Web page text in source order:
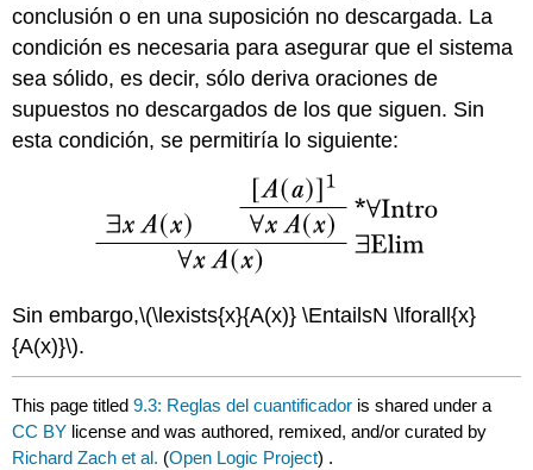
conclusión o en una suposición no descargada. La
condición es necesaria para asegurar que el sistema
sea sólido, es decir, sólo deriva oraciones de
supuestos no descargados de los que siguen. Sin
esta condición, se permitiría lo siguiente:
Sin embargo,\(\lexists{x}{A(x)} \EntailsN \lforall{x}
{A(x)}\).
This page titled9.3: Reglas del cuantificador is shared under a
CC BY license and was authored, remixed, and/or curated by
Richard Zach et al. (Open Logic Project) .